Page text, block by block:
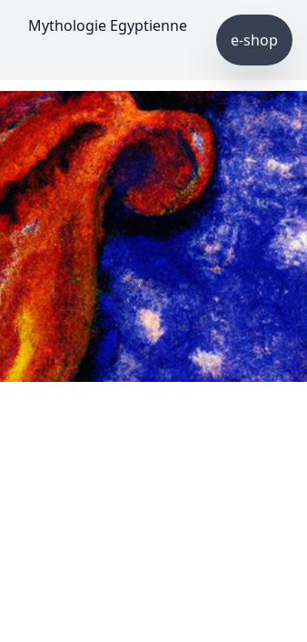
Mythologie Egyptienne
e-shop